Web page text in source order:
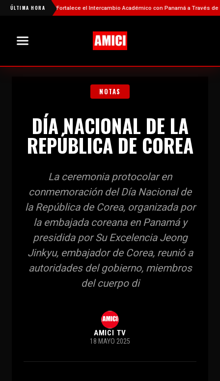
ÚLTIMA HORA
China Fortalece el Intercambio Académico con Panamá a Través de
NOTAS
DÍA NACIONAL DE LA
REPÚBLICA DE COREA
La ceremonia protocolar en
conmemoración del Día Nacional de
la República de Corea, organizada por
la embajada coreana en Panamá y
presidida por Su Excelencia Jeong
Jinkyu, embajador de Corea, reunió a
autoridades del gobierno, miembros
del cuerpo di
AMICI TV
18 MAYO 2025